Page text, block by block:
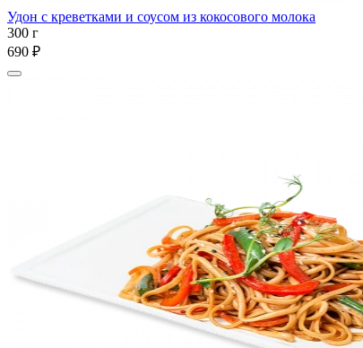
Удон с креветками и соусом из кокосового молока
300 г
690 ₽